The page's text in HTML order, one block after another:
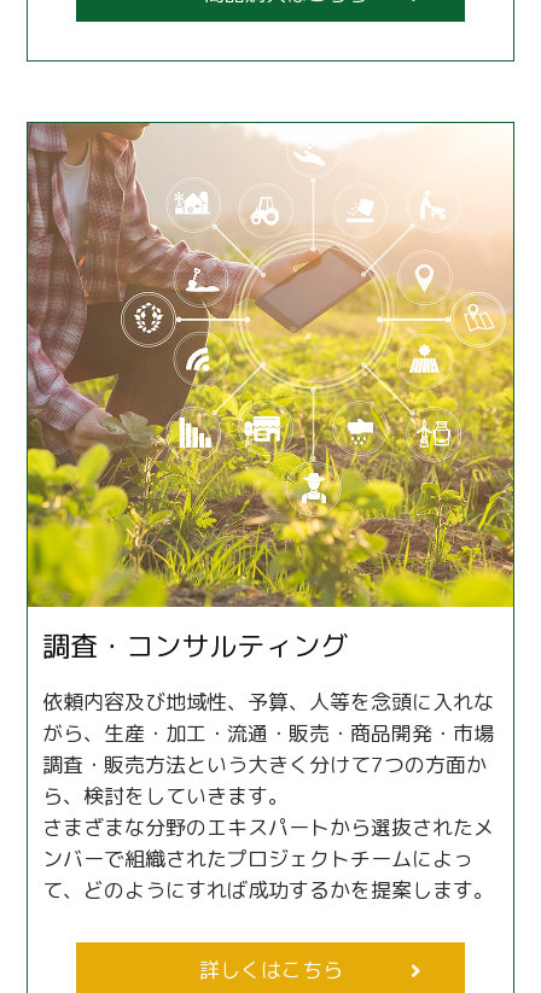
調査・コンサルティング
依頼内容及び地域性、予算、人等を念頭に入れな
がら、生産・加工・流通・販売・商品開発・市場
調査・販売方法という大きく分けて7つの方面か
ら、検討をしていきます。
さまざまな分野のエキスパートから選抜されたメ
ンバーで組織されたプロジェクトチームによっ
て、どのようにすれば成功するかを提案します。
詳しくはこちら